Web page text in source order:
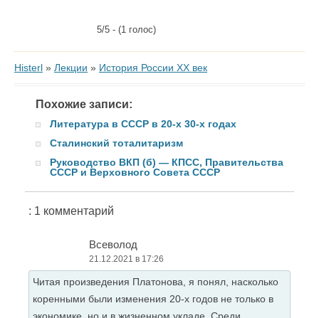
5/5 - (1 голос)
Histerl » Лекции » История России XX век
Похожие записи:
Литература в СССР в 20-х 30-х годах
Сталинский тоталитаризм
Руководство ВКП (б) — КПСС, Правительства
СССР и Верховного Совета СССР
: 1 комментарий
Всеволод
21.12.2021 в 17:26
Читая произведения Платонова, я понял, насколько
коренными были изменения 20-х годов не только в